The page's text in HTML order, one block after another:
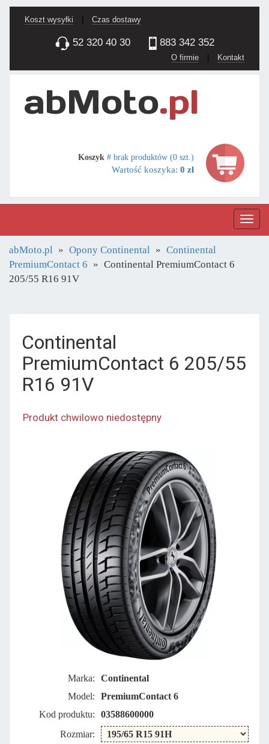
Koszt wysyłki Czas dostawy
52 320 40 30 883 342 352
O firmie | Kontakt
Koszyk # brak produktów (0 szt.)
Wartość koszyka: 0 zł
abMoto.pl Opony Continental
Continental
PremiumContact 6
Continental PremiumContact 6
205/55 R16 91V
Continental
PremiumContact 6 205/55
R16 91V
Produkt chwilowo niedostępny
Marka:
Continental
Model:
PremiumContact 6
Kod produktu:
03588600000
Rozmiar: